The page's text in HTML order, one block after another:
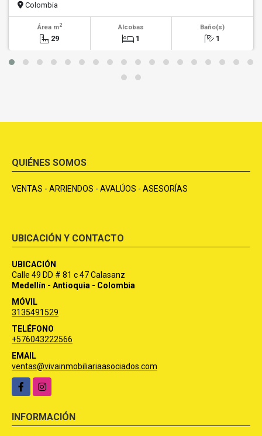
Colombia
Área m2
29
Alcobas
1
Baño(s)
1
QUIÉNES SOMOS
VENTAS - ARRIENDOS - AVALÚOS - ASESORÍAS
UBICACIÓN Y CONTACTO
UBICACIÓN
Calle 49 DD # 81 c 47 Calasanz
Medellín - Antioquia - Colombia
MÓVIL
3135491529
TELÉFONO
+576043222566
EMAIL
ventas@vivainmobiliariaasociados.com
FacebookInstagram
INFORMACIÓN